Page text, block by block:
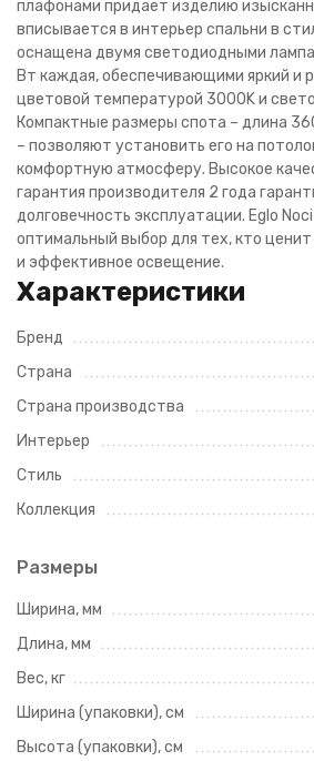
плафонами придает изделию
вписывается в интерьер спальни в
оснащена двумя светодиодными
Вт каждая, обеспечивающими яркий и
цветовой температурой 3000K и
Компактные размеры спота – длина
– позволяют установить его на
комфортную атмосферу. Высокое
гарантия производителя 2 года
долговечность эксплуатации. Eglo
оптимальный выбор для тех, кто
и эффективное освещение.
Характеристики
Бренд
Страна
Страна производства
Интерьер
Стиль
Коллекция
Размеры
Ширина, мм
Длина, мм
Вес, кг
Ширина (упаковки), см
Высота (упаковки), см